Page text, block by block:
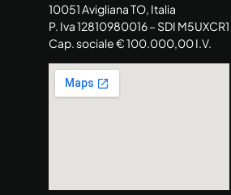
10051 Avigliana TO, Italia
P. Iva 12810980016 – SDI M5UXCR1
Cap. sociale € 100.000,00 I.V.